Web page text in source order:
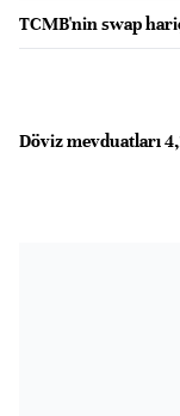
TCMB'nin swap
Döviz mevduatları